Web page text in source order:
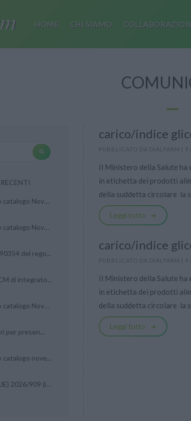
HOME CHI SIAMO
Aggiornamento catalogo Novel...
Aggiornamento catalogo Novel...
del rego...
di integrato...
Aggiornamento catalogo Novel...
per presen...
Aggiornamento catalogo novel...
Regolamento (UE) 2026/909 (im...
carico/indice
PUBBLICATO DA DIALFARM | 9
Il Ministero della Salute
in etichetta dei prodotti
della suddetta circolare  la
Leggi tutto
carico/indice
PUBBLICATO DA DIALFARM | 9
Il Ministero della Salute
in etichetta dei prodotti
della suddetta circolare  la
Leggi tutto